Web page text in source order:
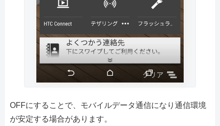
OFFにすることで、モバイルデータ通信になり通信環境
が安定する場合があります。